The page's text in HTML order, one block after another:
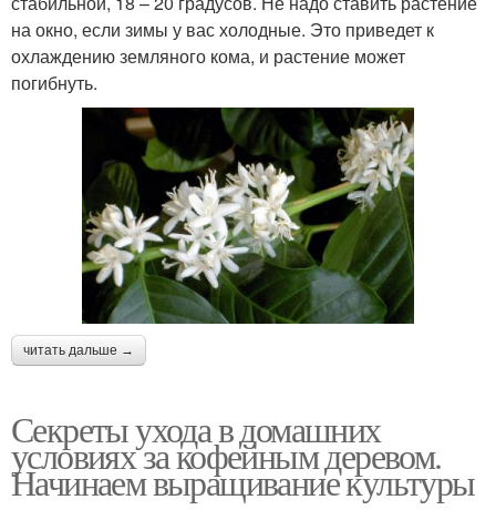
на окно, если зимы у вас холодные. Это приведет к
охлаждению земляного кома, и растение может
погибнуть.
читать дальше →
Секреты ухода в домашних
условиях за кофейным деревом.
Начинаем выращивание культуры